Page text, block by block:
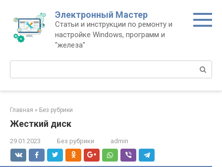
контенту
Электронный Мастер
Статьи и инструкции по ремонту и
настройке Windows, программ и
"железа"
Поиск:
Главная » Без рубрики
Жесткий диск
29.01.2023 Без рубрики admin